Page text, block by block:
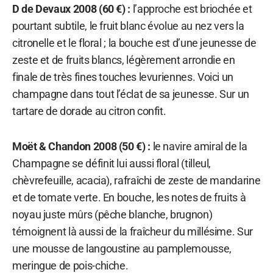
D de Devaux 2008 (60 €) : l’approche est briochée et
pourtant subtile, le fruit blanc évolue au nez vers la
citronelle et le floral ; la bouche est d’une jeunesse de
zeste et de fruits blancs, légèrement arrondie en
finale de très fines touches levuriennes. Voici un
champagne dans tout l’éclat de sa jeunesse. Sur un
tartare de dorade au citron confit.
Moët & Chandon 2008 (50 €) : le navire amiral de la
Champagne se définit lui aussi floral (tilleul,
chèvrefeuille, acacia), rafraîchi de zeste de mandarine
et de tomate verte. En bouche, les notes de fruits à
noyau juste mûrs (pêche blanche, brugnon)
témoignent là aussi de la fraîcheur du millésime. Sur
une mousse de langoustine au pamplemousse,
meringue de pois-chiche.